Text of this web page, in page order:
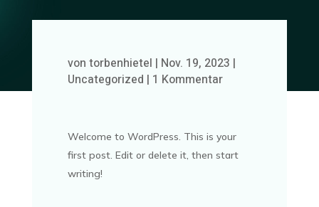
von torbenhietel | Nov. 19, 2023 |
Uncategorized | 1 Kommentar
Welcome to WordPress. This is your
first post. Edit or delete it, then start
writing!